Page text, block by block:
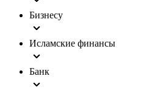
Бизнесу
Исламские финансы
Банк